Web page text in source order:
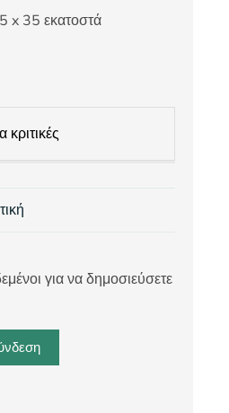
x 35 εκατοστά
για να δημοσιεύσετε